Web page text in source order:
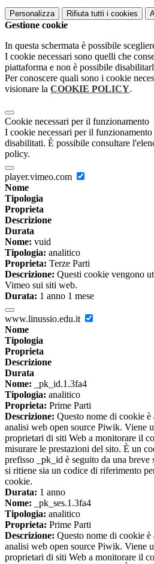
Personalizza Rifiuta tutti i cookies
Gestione cookie
In questa schermata è possibile
I cookie necessari sono quelli che
piattaforma e non è possibile
Per conoscere quali sono i cookie
visionare la COOKIE POLICY.
Cookie necessari per il funzionamento
I cookie necessari per il funzionamento
disabilitati. È possibile consultare
policy.
player.vimeo.com
Nome
Tipologia
Proprieta
Descrizione
Durata
Nome: vuid
Tipologia: analitico
Proprieta: Terze Parti
Descrizione: Questi cookie vengono
Vimeo sui siti web.
Durata: 1 anno 1 mese
www.linussio.edu.it
Nome
Tipologia
Proprieta
Descrizione
Durata
Nome: _pk_id.1.3fa4
Tipologia: analitico
Proprieta: Prime Parti
Descrizione: Questo nome di cookie è
analisi web open source Piwik. Viene
proprietari di siti Web a monitorare il
misurare le prestazioni del sito. È un
prefisso _pk_id è seguito da una breve
si ritiene sia un codice di riferimento
cookie.
Durata: 1 anno
Nome: _pk_ses.1.3fa4
Tipologia: analitico
Proprieta: Prime Parti
Descrizione: Questo nome di cookie è
analisi web open source Piwik. Viene
proprietari di siti Web a monitorare il